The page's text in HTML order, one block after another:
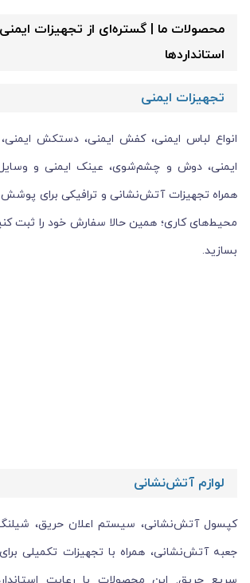
محصولات ما | گستره‌ای از تجهیزات ایمنی
استانداردها
تجهیزات ایمنی
انواع لباس ایمنی، کفش ایمنی، دستکش
ایمنی، دوش و چشم‌شوی، عینک ایمنی و
همراه تجهیزات آتش‌نشانی و ترافیکی برای پوشش
محیط‌های کاری؛ همین حالا سفارش خود را ثبت
بسازید.
لوازم آتش‌نشانی
کپسول آتش‌نشانی، سیستم اعلان حریق، شیلنگ
جعبه آتش‌نشانی، همراه با تجهیزات تکمیلی